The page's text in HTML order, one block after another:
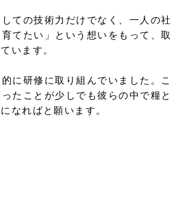
ての技術力だけでなく、一人の社
てたい」という想いをもって、取
います。
に研修に取り組んでいました。こ
たことが少しでも彼らの中で糧と
なればと願います。